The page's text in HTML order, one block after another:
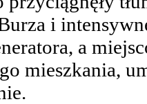
i
a
mieszkania,